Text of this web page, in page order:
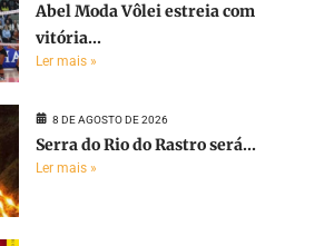
Abel Moda Vôlei estreia com
vitória...
Ler mais »
8 DE AGOSTO DE 2026
Serra do Rio do Rastro será...
Ler mais »